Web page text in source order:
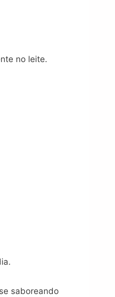
no leite.
saboreando